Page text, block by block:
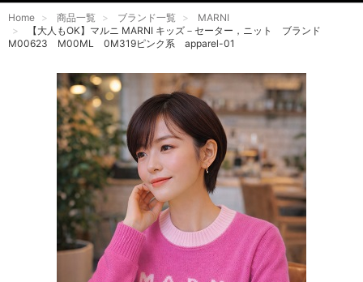
Home 商品一覧 ブランド一覧
MARNI
【大人もOK】マルニ MARNI キッズ－セーター，ニット ブランド
M00623 M00ML 0M319ピンク系 apparel-01